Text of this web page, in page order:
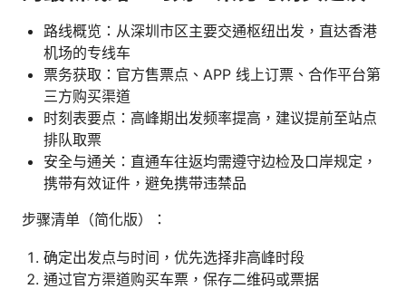
路线概览：从深圳市区主要交通枢纽出发，直达香港
机场的专线车
票务获取：官方售票点、APP 线上订票、合作平台第
三方购买渠道
时刻表要点：高峰期出发频率提高，建议提前至站点
排队取票
安全与通关：直通车往返均需遵守边检及口岸规定，
携带有效证件，避免携带违禁品
步骤清单（简化版）：
确定出发点与时间，优先选择非高峰时段
通过官方渠道购买车票，保存二维码或票据